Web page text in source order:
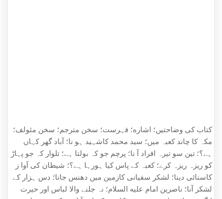
کتاب کی وضاحتیں؛ اشاره؛ فہرست؛ سخن مترجم؛ سخن مئولف؛
مکہ کا چاند کعبہ میں؛ سید محمد کاشہید ہو نا؛ آباد گھر کہاں
ہے؟؛ تین سو تیرہ افراد آ نا؛ پرچم جو کہ بولتا ہے؛ تلوار کہ جو پہاڑ
کو ریزہ ریزہ کرے؛ کعبہ کے پاس کیا ہورہا ہے؟؛ شیطان کی آوا ز
کاسنائی دینا؛ لشکر سفیانی کازمین میں دھنس جانا؛ دس ہزار کے
لشکر آنا؛ ناصرین امام علیه السلام؛ نہ جلنے والا لباس اور حیرت